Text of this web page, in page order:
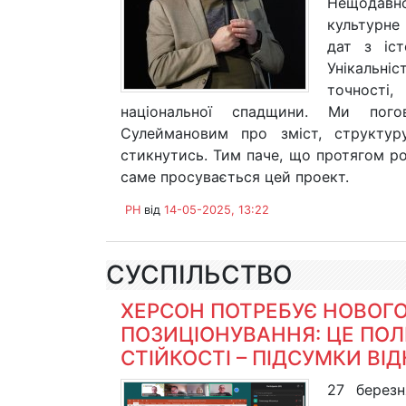
дат з
національної спадщини. Ми
Сулеймановим про зміст,
стикнутись. Тим паче, що протягом
саме просувається цей проект.
PH від 14-05-2025, 13:22
СУСПІЛЬСТВО
ХЕРСОН ПОТРЕБУЄ
ПОЗИЦІОНУВАННЯ: ЦЕ
СТІЙКОСТІ – ПІДСУМКИ
27